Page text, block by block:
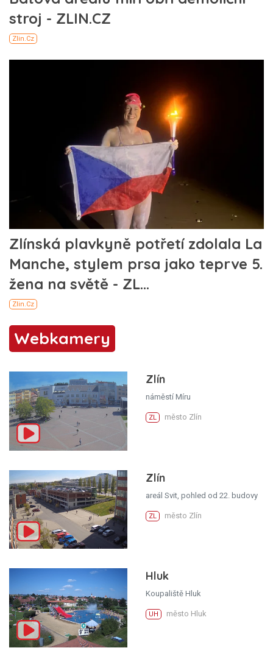
Webkamery
Zlín
náměstí Míru
ZL město Zlín
Zlín
areál Svit, pohled od 22. budovy
ZL město Zlín
Hluk
Koupaliště Hluk
UH město Hluk